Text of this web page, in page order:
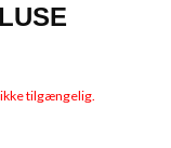
tilgængelig.